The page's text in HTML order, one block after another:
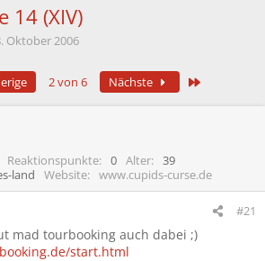
14 (XIV)
Oktober 2006
2 von 6 Nächste
Reaktionspunkte 0 Alter
39
land Website www.cupids-curse.de
#21
mad tourbooking auch dabei ;)
start.html